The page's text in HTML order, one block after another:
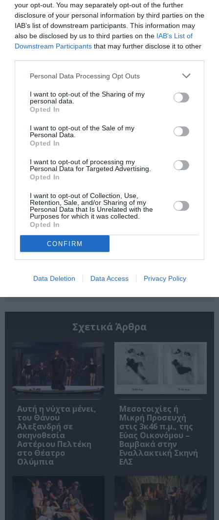
your opt-out. You may separately opt-out of the further
disclosure of your personal information by third parties on the
IAB’s list of downstream participants. This information may
also be disclosed by us to third parties on the IAB’s List of
Downstream Participants that may further disclose it to other
Personal Data Processing Opt Outs
I want to opt-out of the Sharing of my
personal data.
Opted In
I want to opt-out of the Sale of my
Personal Data.
Opted In
I want to opt-out of processing my
Personal Data for Targeted Advertising.
Opted In
I want to opt-out of Collection, Use,
Retention, Sale, and/or Sharing of my
Personal Data that Is Unrelated with the
Purposes for which it was collected.
Opted In
CONFIRM
Data Deletion Data Access Privacy Policy
Δείτε όλα τα τελευταία νέαγια την Τέχνη και τον
Πολιτισμό στοCulturenow.gr
Νέοι Διαγωνισμοί❯
ΘΕΑΤΡΙΚΕΣ ΠΑΡΑΣΤΑΣΕΙΣ 2025 – 2026
ΠΕΙΡΑΜΑΤΙΚΟ - MULTI SHOWS - PERFORMANCE
Newsletter
Κάθε βδομάδα στο e-mail σας τα τελευταία νέα για
την Τέχνη και τον Πολιτισμό!
Σχετικά Άρθρα
Αυτή η νύχτα μένει,
του Θάνου
Αλεξανδρή σε
σκηνοθεσία
Αστέριου Πελτέκη
στο Θέατρο
Ολύμπια
Μεσοτοιχίες ή
Μικρή Προσευχή
στις 3κ46 π.μ., της
Εύας Οικονόμου –
Βαμβακά στην
Εναλλακτική Σκηνή
ΕΛΣ